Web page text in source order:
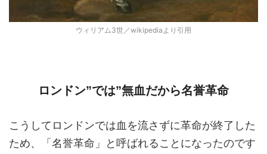
ウィリアム3世／wikipediaより引用
ロンドン”では”無血だから名誉革命
こうしてロンドンでは血を流さずに革命が終了した
ため、「名誉革命」と呼ばれることになったのです